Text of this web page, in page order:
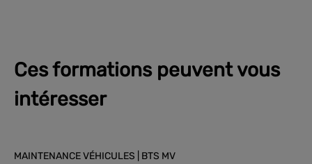
Ces formations peuvent vous
intéresser
MAINTENANCE VÉHICULES | BTS MV